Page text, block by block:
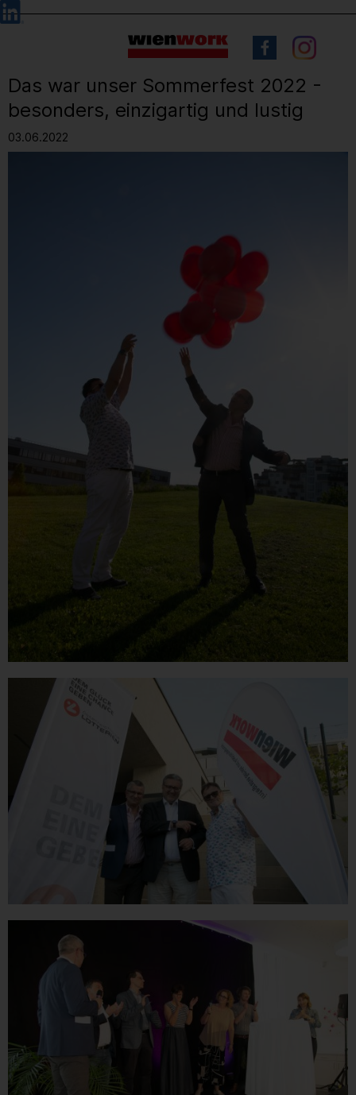
Barrierefreie
Bedienung
Sprachauswahl
Das war unser Sommerfest 2022 -
besonders, einzigartig und lustig
03.06.2022